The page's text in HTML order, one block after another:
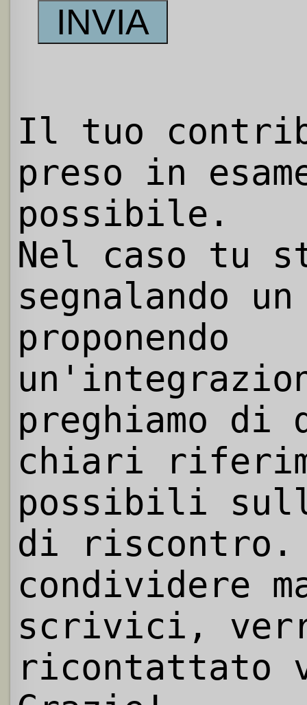
Il tuo
preso in
possibile.
Nel caso tu
segnalando
proponendo
preghiamo
chiari
possibili
di riscontro.
condividere
scrivici,
ricontattato